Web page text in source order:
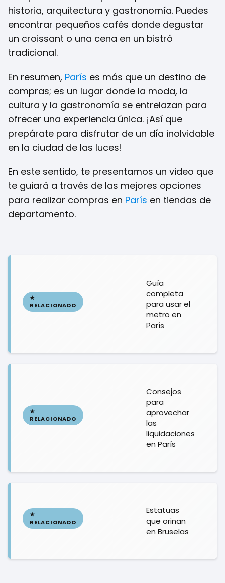
historia, arquitectura y gastronomía. Puedes
encontrar pequeños cafés donde degustar
un croissant o una cena en un bistró
tradicional.
En resumen, París es más que un destino de
compras; es un lugar donde la moda, la
cultura y la gastronomía se entrelazan para
ofrecer una experiencia única. ¡Así que
prepárate para disfrutar de un día inolvidable
en la ciudad de las luces!
En este sentido, te presentamos un video que
te guiará a través de las mejores opciones
para realizar compras en París en tiendas de
departamento.
Guía
completa
para usar el
metro en
París
Consejos
para
aprovechar
las
liquidaciones
en París
Estatuas
que orinan
en Bruselas